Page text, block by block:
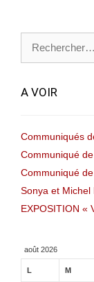
A VOIR
Communiqués
Communiqué
Communiqué
Sonya et Michel
EXPOSITION «
août 2026
L M